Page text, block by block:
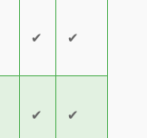
✔ ✔
✔ ✔